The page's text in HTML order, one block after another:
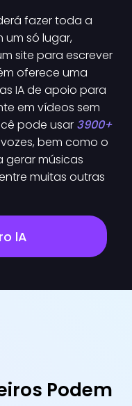
fazer toda a
só lugar,
site para escrever
oferece uma
IA de apoio para
em vídeos sem
pode usar 3900+
bem como o
gerar músicas
muitas outras
lA
Podem